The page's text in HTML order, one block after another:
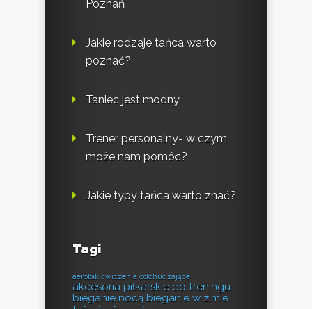
Poznań
Jakie rodzaje tańca warto
poznać?
Taniec jest modny
Trener personalny- w czym
może nam pomóc?
Jakie typy tańca warto znać?
Tagi
aerobik ćwiczenia odchudzające
akcesoria piłkarskie do treningu
bieganie nocą bieganie w zimie